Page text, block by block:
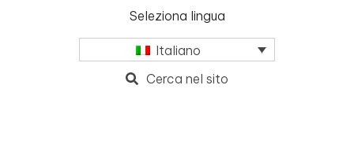
Seleziona lingua
Italiano
Cerca nel sito